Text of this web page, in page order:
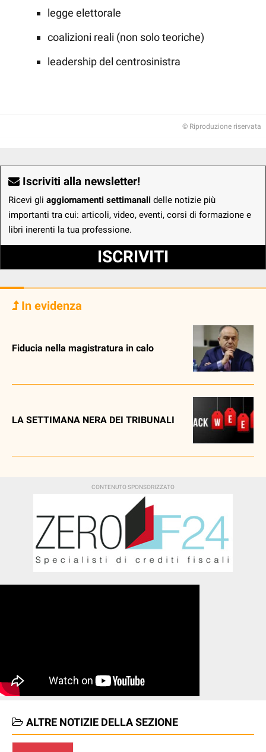
legge elettorale
coalizioni reali (non solo teoriche)
leadership del centrosinistra
© Riproduzione riservata
Iscriviti alla newsletter!
Ricevi gli aggiornamenti settimanali delle notizie più
importanti tra cui: articoli, video, eventi, corsi di formazione e
libri inerenti la tua professione.
ISCRIVITI
In evidenza
Fiducia nella magistratura in calo
LA SETTIMANA NERA DEI TRIBUNALI
ALTRE NOTIZIE DELLA SEZIONE